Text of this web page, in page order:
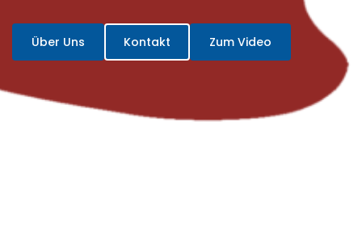
Über Uns Kontakt Zum Video